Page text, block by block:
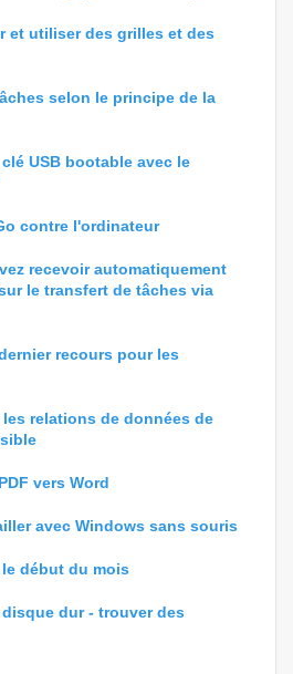
et utiliser des grilles et des
selon le principe de la
USB bootable avec le
contre l'ordinateur
recevoir automatiquement
le transfert de tâches via
recours pour les
relations de données de
vers Word
avec Windows sans souris
début du mois
dur - trouver des